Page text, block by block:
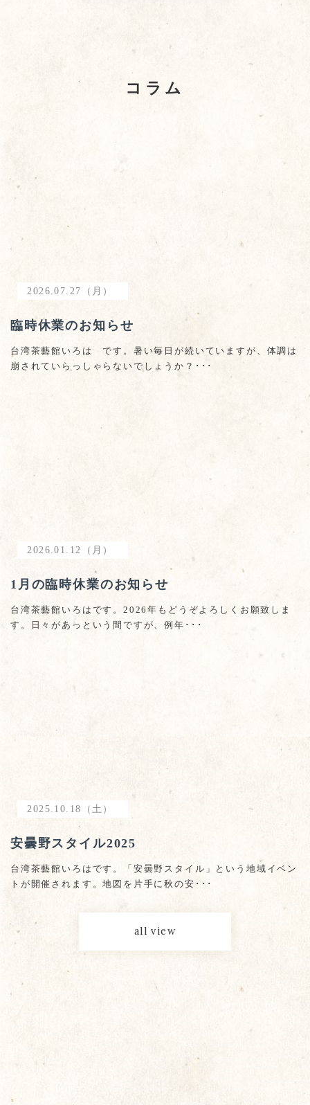
コラム
2026.07.27（月）
臨時休業のお知らせ
台湾茶藝館いろは です。暑い毎日が続いていますが、体調は
崩されていらっしゃらないでしょうか？･･･
2026.01.12（月）
1月の臨時休業のお知らせ
台湾茶藝館いろはです。2026年もどうぞよろしくお願致しま
す。日々があっという間ですが、例年･･･
2025.10.18（土）
安曇野スタイル2025
台湾茶藝館いろはです。「安曇野スタイル」という地域イベン
トが開催されます。地図を片手に秋の安･･･
all view